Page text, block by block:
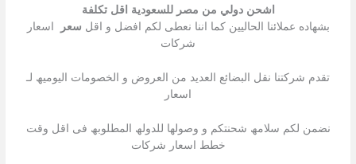
اشحن دولي من مصر للسعودية اقل تكلفة
بشھاده عملائنا الحالیین كما اننا نعطى لكم افضل و اقل سعر
اسعار
شركات
تقدم شركتنا نقل البضائع العدید من العروض و الخصومات الیومیھ لـ
اسعار
نضمن لكم سلامھ شحنتكم و وصولھا للدولھ المطلوبھ فى اقل وقت
خطط اسعار شركات